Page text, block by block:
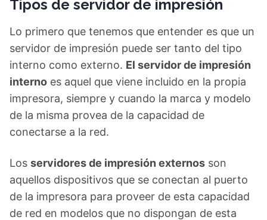
Tipos de servidor de impresión
Lo primero que tenemos que entender es que un
servidor de impresión puede ser tanto del tipo
interno como externo. El servidor de impresión
interno es aquel que viene incluido en la propia
impresora, siempre y cuando la marca y modelo
de la misma provea de la capacidad de
conectarse a la red.
Los servidores de impresión externos son
aquellos dispositivos que se conectan al puerto
de la impresora para proveer de esta capacidad
de red en modelos que no dispongan de esta